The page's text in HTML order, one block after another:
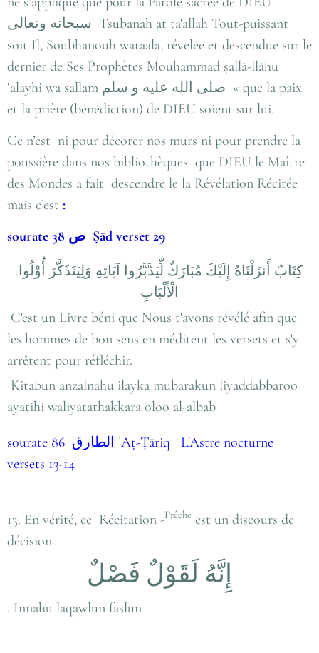
Tsubanah at ta'allah Tout-puissant
soit Il, Soubhanouh wataala, révelée et descendue sur le
dernier de Ses Prophètes Mouhammad ṣallā-llāhu
ʿalayhi wa sallam صلى الله عليه و سلم « que la paix
et la prière (bénédiction) de DIEU soient sur lui.
Ce n’est ni pour décorer nos murs ni pour prendre la
poussière dans nos bibliothèques que DIEU le Maître
des Mondes a fait descendre le la Révélation Récitée
mais c’est :
sourate 38 ص Ṣād verset 29
.كِتَابٌ أَنزَلْنَاهُ إِلَيْكَ مُبَارَكٌ لِّيَدَّبَّرُوا آيَاتِهِ وَلِيَتَذَكَّرَ أُوْلُوا
الْأَلْبَابِ
C'est un Livre béni que Nous t'avons révélé afin que
les hommes de bon sens en méditent les versets et s'y
arrêtent pour réfléchir.
Kitabun anzalnahu ilayka mubarakun liyaddabbaroo
ayatihi waliyatathakkara oloo al-albab
sourate 86 الطارق ʾAṭ-Ṭāriq L'Astre nocturne
versets 13-14
13. En vérité, ce Récitation -Prêche est un discours de
décision
إِنَّهُ لَقَوْلٌ فَصْلٌ
. Innahu laqawlun faslun